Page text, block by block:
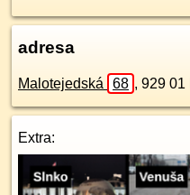
adresa
Malotejedská 68 , 929 01
Extra: